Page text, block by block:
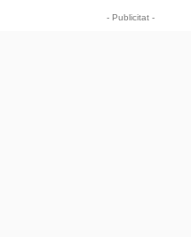
- Publicitat -